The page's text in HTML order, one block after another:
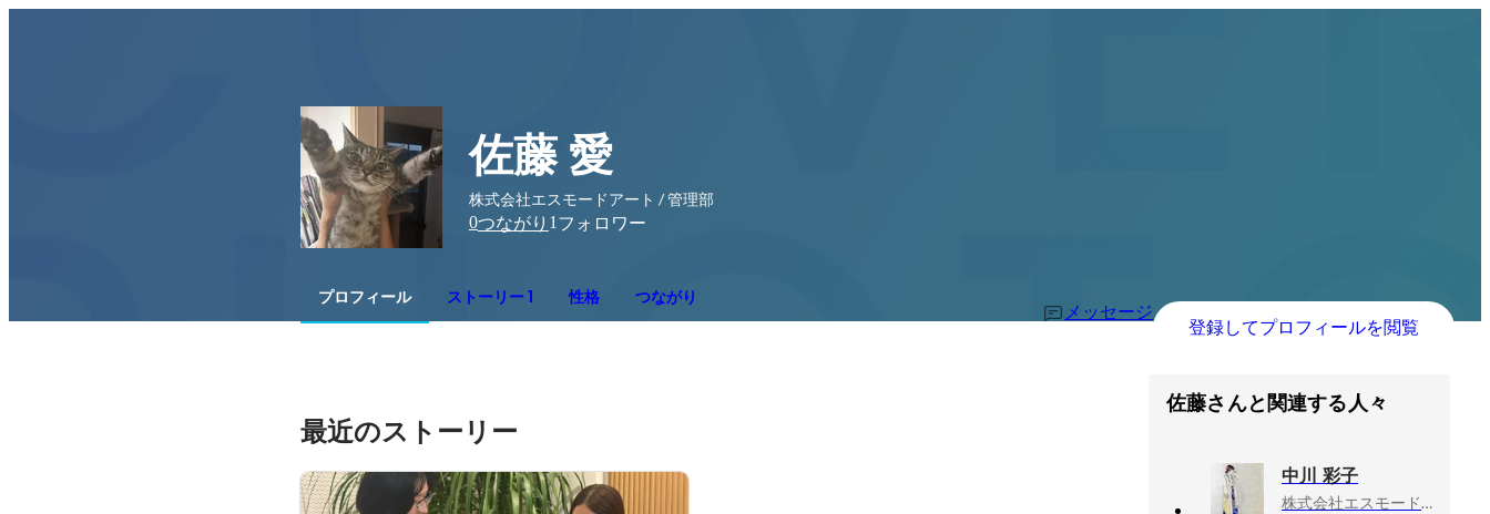
佐藤 愛
株式会社エスモードアート / 管理部
0つながり 1 フォロワー
プロフィール ストーリー 1 性格 つながり
メッセージ
登録してプロフィールを閲覧
最近のストーリー
佐藤さんと関連する人々
中川 彩子
株式会社エスモードアート, P2C事業部・ディレクター